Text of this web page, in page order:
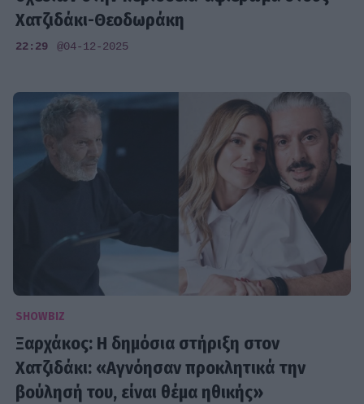
Χατζιδάκι-Θεοδωράκη
22:29 @04-12-2025
SHOWBIZ
Ξαρχάκος: Η δημόσια στήριξη στον
Χατζιδάκι: «Αγνόησαν προκλητικά την
βούλησή του, είναι θέμα ηθικής»